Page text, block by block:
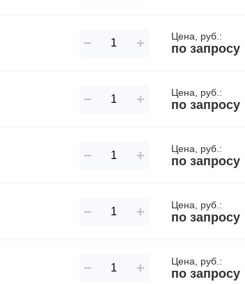
− + Цена, руб.:
по запросу
− + Цена, руб.:
по запросу
− + Цена, руб.:
по запросу
− + Цена, руб.:
по запросу
− + Цена, руб.:
по запросу